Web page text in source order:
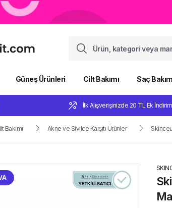
Güneş Ürünleri Cilt Bakımı Saç
İlk Alışverişinizde 20 TL Ek İndirim
Bakımı Akne ve Sivilce Karşıtı Ürünler